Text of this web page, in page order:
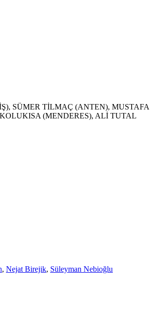
SÜMER TİLMAÇ (ANTEN), MUSTAFA
(MENDERES), ALİ TUTAL
, Nejat Birejik, Süleyman Nebioğlu